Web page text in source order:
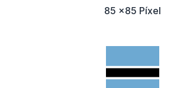
85 x85 Píxel